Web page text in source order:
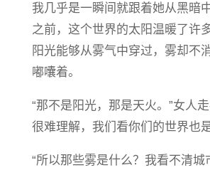
我几乎是一瞬间就跟着她从黑暗
之前，这个世界的太阳温暖了许
阳光能够从雾气中穿过，雾却不
嘟囔着。
“那不是阳光，那是天火。”女人
很难理解，我们看你们的世界也
“所以那些雾是什么？我看不清城